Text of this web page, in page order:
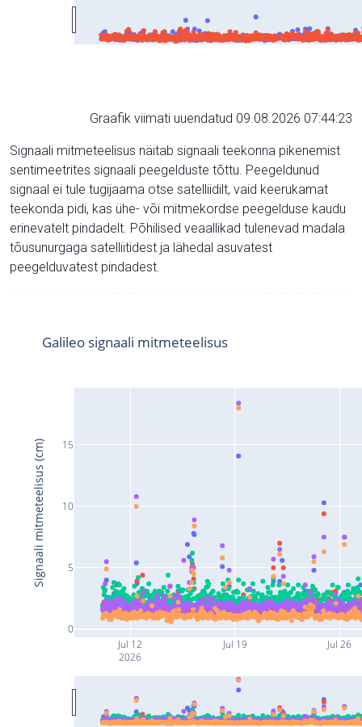
Graafik viimati uuendatud 09.08.2026 07:44:23
Signaali mitmeteelisus näitab signaali teekonna pikenemist
sentimeetrites signaali peegelduste tõttu. Peegeldunud
signaal ei tule tugijaama otse satelliidilt, vaid keerukamat
teekonda pidi, kas ühe- või mitmekordse peegelduse kaudu
erinevatelt pindadelt. Põhilised veaallikad tulenevad madala
tõusunurgaga satelliitidest ja lähedal asuvatest
peegelduvatest pindadest.
Jul 12
2026
Jul 19 Jul 26
0
5
10
15
Galileo signaali mitmeteelisus
Signaali mitmeteelisus (cm)